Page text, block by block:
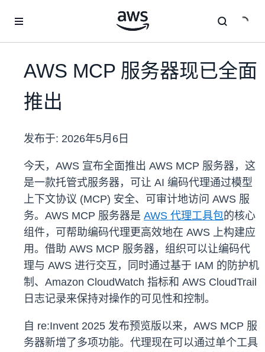
AWS MCP 服务器现已全面
推出
发布于: 2026年5月6日
今天，AWS 宣布全面推出 AWS MCP 服务器，这
是一款托管式服务器，可让 AI 编码代理通过模型
上下文协议 (MCP) 安全、可审计地访问 AWS 服
务。AWS MCP 服务器是 AWS 代理工具包的核心
组件，可帮助编码代理更高效地在 AWS 上构建应
用。借助 AWS MCP 服务器，组织可以让编码代
理与 AWS 进行交互，同时通过基于 IAM 的防护机
制、Amazon CloudWatch 指标和 AWS CloudTrail
日志记录来保持对操作的可见性和控制。
自 re:Invent 2025 发布预览版以来，AWS MCP 服
务器新增了多项功能。代理现在可以通过单个工具